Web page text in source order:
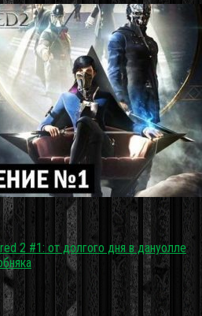
2 #1: от долгого дня в дануолле